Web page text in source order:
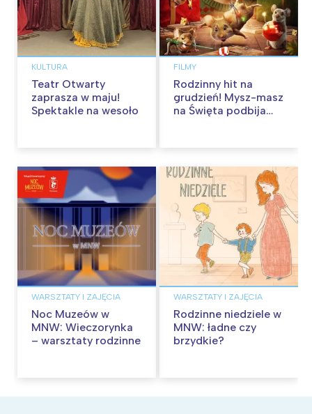
KULTURA
Teatr Otwarty
zaprasza w maju!
Spektakle na wesoło
FILMY
Rodzinny hit na
grudzień! Mysz-masz
na Święta podbija
WARSZTATY I ZAJĘCIA
Noc Muzeów w
MNW: Wieczorynka
– warsztaty rodzinne
WARSZTATY I ZAJĘCIA
Rodzinne niedziele w
MNW: ładne czy
brzydkie?